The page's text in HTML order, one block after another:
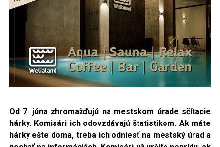
Od 7. júna zhromažďujú na mestskom úrade sčítacie
hárky. Komisári ich odovzdávajú štatistikom. Ak máte
hárky ešte doma, treba ich odniesť na mestský úrad a